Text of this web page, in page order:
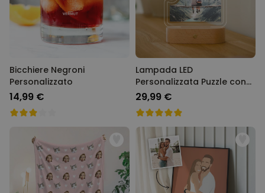
Bicchiere Negroni
Personalizzato
14,99 €
Lampada LED
Personalizzata Puzzle con
Foto e Testo
29,99 €